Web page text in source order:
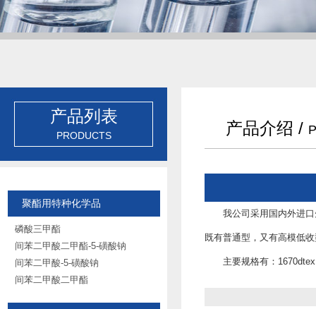
产品列表
PRODUCTS
聚酯用特种化学品
磷酸三甲酯
间苯二甲酸二甲酯-5-磺酸钠
间苯二甲酸-5-磺酸钠
间苯二甲酸二甲酯
产品介绍 /
我公司采用国内外进口
既有普通型，又有高模低
主要规格有：1670dtex